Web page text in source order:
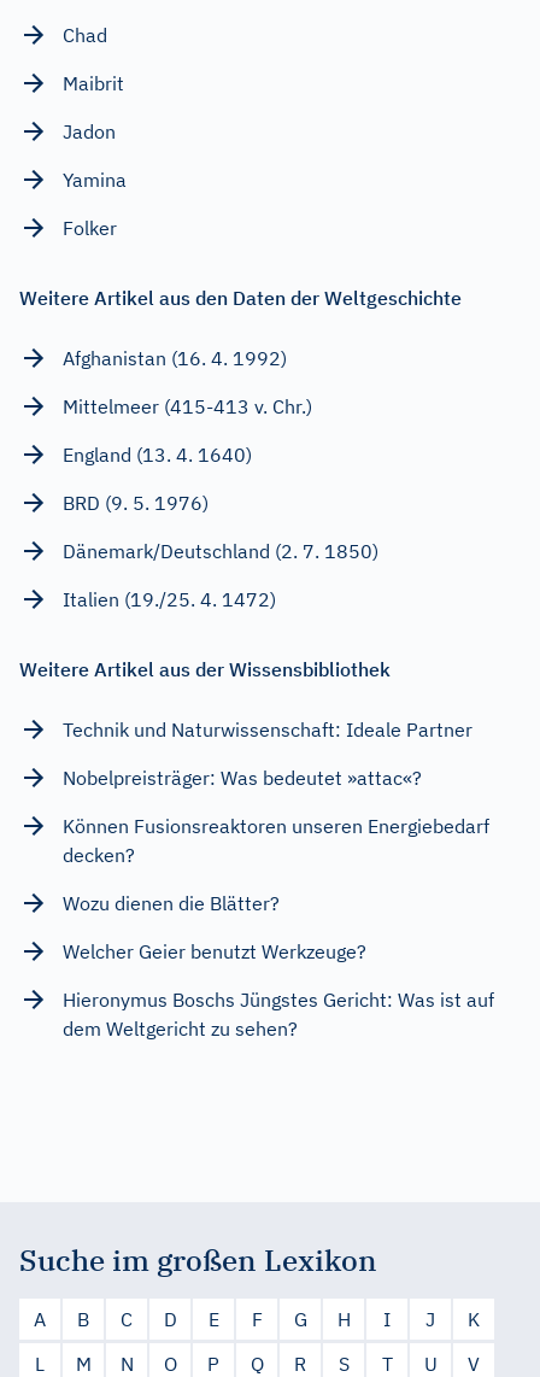
Chad
Maibrit
Jadon
Yamina
Folker
Weitere Artikel aus den Daten der Weltgeschichte
Afghanistan (16. 4. 1992)
Mittelmeer (415-413 v. Chr.)
England (13. 4. 1640)
BRD (9. 5. 1976)
Dänemark/Deutschland (2. 7. 1850)
Italien (19./25. 4. 1472)
Weitere Artikel aus der Wissensbibliothek
Technik und Naturwissenschaft: Ideale Partner
Nobelpreisträger: Was bedeutet »attac«?
Können Fusionsreaktoren unseren Energiebedarf
decken?
Wozu dienen die Blätter?
Welcher Geier benutzt Werkzeuge?
Hieronymus Boschs Jüngstes Gericht: Was ist auf
dem Weltgericht zu sehen?
Suche im großen Lexikon
A B C D E F G H I J
K
L
M N O P Q R S T U
V